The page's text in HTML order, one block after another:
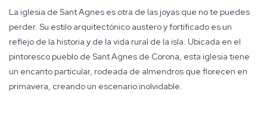
La iglesia de Sant Agnes es otra de las joyas que no te puedes
perder. Su estilo arquitectónico austero y fortificado es un
reflejo de la historia y de la vida rural de la isla. Ubicada en el
pintoresco pueblo de Sant Agnes de Corona, esta iglesia tiene
un encanto particular, rodeada de almendros que florecen en
primavera, creando un escenario inolvidable.